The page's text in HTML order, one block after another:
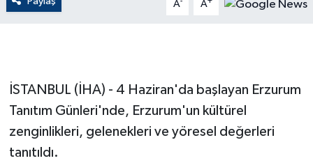
A A
İSTANBUL (İHA) - 4 Haziran'da başlayan Erzurum
Tanıtım Günleri'nde, Erzurum'un kültürel
zenginlikleri, gelenekleri ve yöresel değerleri
tanıtıldı.
Flaş Haber
GENEL
Güvenlik